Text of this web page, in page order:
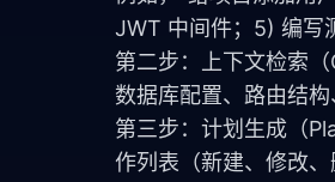
JWT 中间件；5) 编写
第二步：上下文检索
数据库配置、路由结
第三步：计划生成（
作列表（新建、修改、